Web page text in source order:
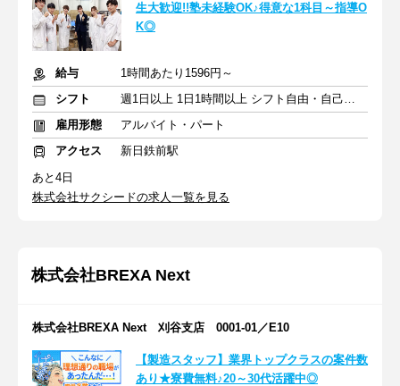
生大歓迎!!塾未経験OK♪得意な1科目～指導O
K◎
給与
1時間あたり1596円～
シフト
週1日以上 1日1時間以上 シフト自由・自己申告
雇用形態
アルバイト・パート
アクセス
新日鉄前駅
あと4日
株式会社サクシードの求人一覧を見る
株式会社BREXA Next
株式会社BREXA Next 刈谷支店 0001-01／E10
【製造スタッフ】業界トップクラスの案件数
あり★寮費無料♪20～30代活躍中◎